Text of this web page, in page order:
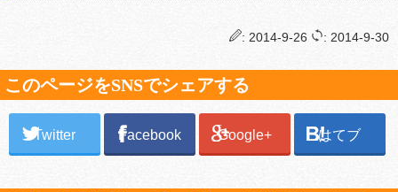
: 2014-9-26 : 2014-9-30
このページをSNSでシェアする
Twitter Facebook Google+ はてブ